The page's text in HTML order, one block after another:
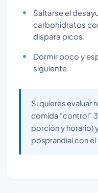
Saltarse el
carbohidratos
dispara picos.
Dormir poco y
siguiente.
Si quieres evaluar
comida “control”
porción y horario)
posprandial con el